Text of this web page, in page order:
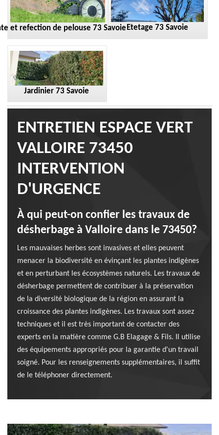
et refection de pelouse 73 Savoie Etetage 73 Savoie
Jardinier 73 Savoie
ENTRETIEN ESPACE VERT
VALLOIRE 73450
INTERVENTION
D'URGENCE
À qui peut-on confier les travaux de
désherbage à Valloire dans le 73450?
Les mauvaises herbes sont invasives et elles peuvent
menacer la biodiversité en évinçant les plantes indigènes
et en perturbant les écosystèmes naturels. Les travaux de
désherbage permettent de contribuer à la préservation
de la diversité biologique de la région en assurant la
croissance des plantes indigènes. Les travaux sont assez
techniques et il est très important de contacter des
experts en la matière comme G.B Elagage & Fils. Il utilise
des équipements appropriés pour la garantie d'un travail
soigné. Pour les renseignements supplémentaires, il suffit
de le téléphoner directement.